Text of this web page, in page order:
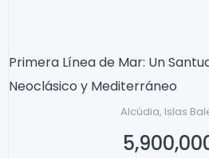
Primera Línea de Mar: Un
Neoclásico y Mediterráneo
Alcúdia, Islas